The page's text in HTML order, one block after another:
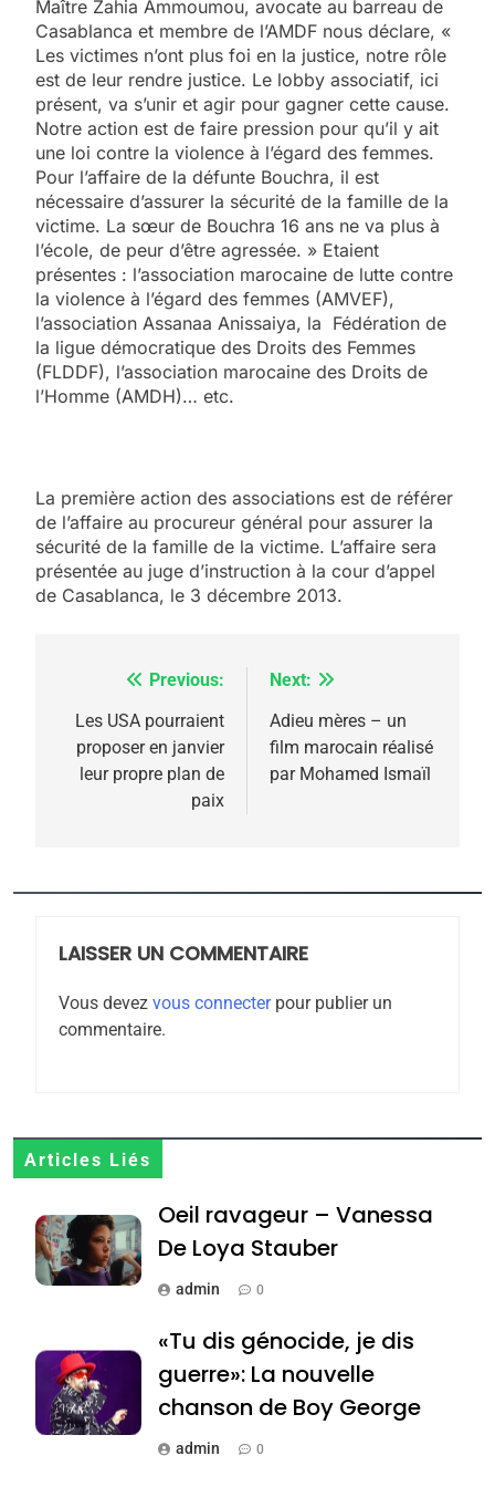
Maître Zahia Ammoumou, avocate au barreau de
Casablanca et membre de l’AMDF nous déclare, «
Les victimes n’ont plus foi en la justice, notre rôle
est de leur rendre justice. Le lobby associatif, ici
présent, va s’unir et agir pour gagner cette cause.
Notre action est de faire pression pour qu’il y ait
une loi contre la violence à l’égard des femmes.
Pour l’affaire de la défunte Bouchra, il est
nécessaire d’assurer la sécurité de la famille de la
victime. La sœur de Bouchra 16 ans ne va plus à
l’école, de peur d’être agressée. » Etaient
présentes : l’association marocaine de lutte contre
la violence à l’égard des femmes (AMVEF),
l’association Assanaa Anissaiya, la Fédération de
la ligue démocratique des Droits des Femmes
(FLDDF), l’association marocaine des Droits de
l’Homme (AMDH)… etc.
La première action des associations est de référer
de l’affaire au procureur général pour assurer la
sécurité de la famille de la victime. L’affaire sera
présentée au juge d’instruction à la cour d’appel
de Casablanca, le 3 décembre 2013.
Navigation
de
l’article
Previous:
Les USA pourraient
proposer en janvier
leur propre plan de
paix
Next:
Adieu mères – un
film marocain réalisé
par Mohamed Ismaïl
LAISSER UN COMMENTAIRE
Vous devez vous connecterpour publier un
commentaire.
Articles Liés
Oeil ravageur – Vanessa
De Loya Stauber
admin 0
«Tu dis génocide, je dis
guerre»: La nouvelle
chanson de Boy George
admin 0
2025, l’année la plus
rapport d’ADL contre
FRANCE ISRAÉL
6
Zrihen-Dvir
7
Jacques Hadida
JUDAISME
Maroc : Les amandes de
Tafraout, le miel de Tadla
Azilal consacrés produits
du terroir